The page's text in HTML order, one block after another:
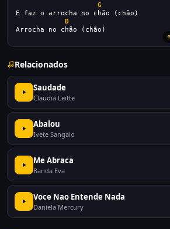
G
E faz o arrocha no chão (chão)
D
Arrocha no chão (chão)
Relacionados
Saudade
Claudia Leitte
Abalou
Ivete Sangalo
Me Abraca
Banda Eva
Voce Nao Entende Nada
Daniela Mercury